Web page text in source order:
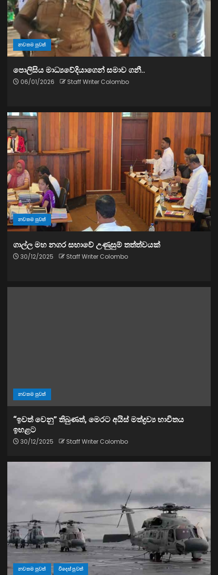
නවතම පුවත්
පොලිසිය මාධ්‍යවේදියාගෙන් සමාව ගනී..
06/01/2026 Staff Writer Colombo
නවතම පුවත්
ගාල්ල මහ නගර සභාවේ උණුසුම් තත්ත්වයක්
30/12/2025 Staff Writer Colombo
නවතම පුවත්
“ඉවත් වෙනු” තිබුණත්, මෙරට අයිස් මත්ද්‍රව්‍ය භාවිතය
ඉහළට
30/12/2025 Staff Writer Colombo
නවතම පුවත් විදෙස් පුවත්